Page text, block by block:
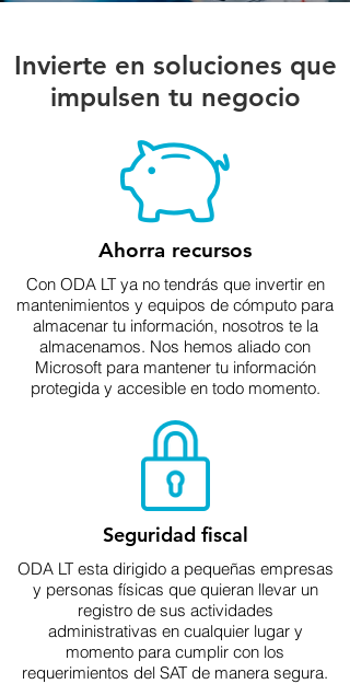
Invierte en soluciones que
impulsen tu negocio
Ahorra recursos
Con ODA LT ya no tendrás que invertir en
mantenimientos y equipos de cómputo para
almacenar tu información, nosotros te la
almacenamos. Nos hemos aliado con
Microsoft para mantener tu información
protegida y accesible en todo momento.
Seguridad fiscal
ODA LT esta dirigido a pequeñas empresas
y personas físicas que quieran llevar un
registro de sus actividades
administrativas en cualquier lugar y
momento para cumplir con los
requerimientos del SAT de manera segura.